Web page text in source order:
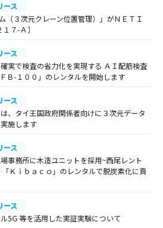
ース
（３次元クレーン位置管理）」がＮＥＴＩ
７-Ａ］
ース
実で検査の省力化を実現する ＡＩ配筋検査
Ｂ-１００」のレンタルを開始します
ース
、タイ王国政府関係者向けに３次元データ
施します
ース
事務所に木造ユニットを採用~西尾レント
Ｋｉｂａｃｏ」のレンタルで脱炭素化に貢
ース
5G 等を活用した実証実験について